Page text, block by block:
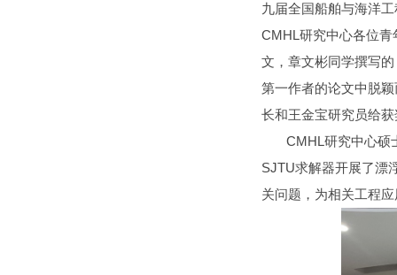
九届全国船舶与海洋
CMHL研究中心各位
文，章文彬同学撰写
第一作者的论文中脱
长和王金宝研究员给
CMHL研究中心硕士
SJTU求解器开展了漂
关问题，为相关工程